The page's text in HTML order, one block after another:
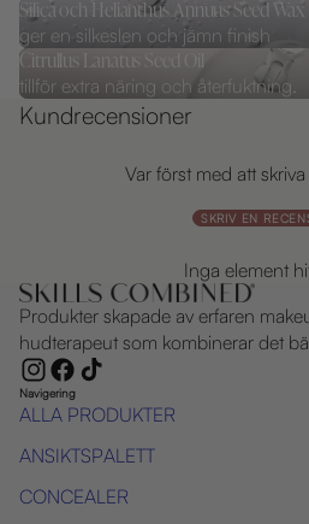
Silica och Helianthus Annuus Seed Wax
ger en silkeslen och jämn finish
Citrullus Lanatus Seed Oil
tillför extra näring och återfuktning.
Kundrecensioner
Var först med att
SKRIV EN
Inga element
Produkter skapade av erfaren
hudterapeut som kombinerar det
Navigering
ALLA PRODUKTER
ANSIKTSPALETT
CONCEALER